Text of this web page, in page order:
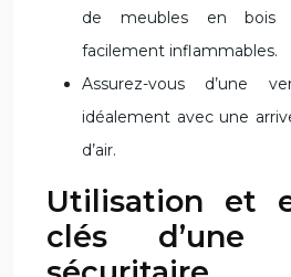
de meubles en bois
facilement inflammables.
Assurez-vous d’une
idéalement avec une
d’air.
Utilisation et
clés d’une